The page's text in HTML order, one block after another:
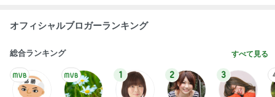
オフィシャルブロガーランキング
総合ランキング すべて見る
1 2 3